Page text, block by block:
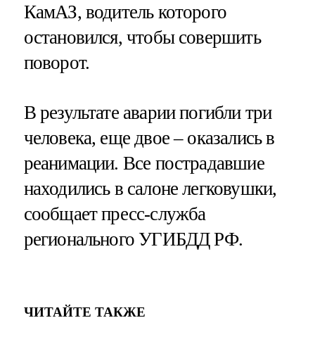
КамАЗ, водитель которого
остановился, чтобы совершить
поворот.
В результате аварии погибли три
человека, еще двое – оказались в
реанимации. Все пострадавшие
находились в салоне легковушки,
сообщает пресс-служба
регионального УГИБДД РФ.
ЧИТАЙТЕ ТАКЖЕ